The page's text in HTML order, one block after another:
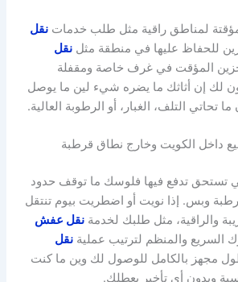
لمناطق راقية مثل طلب خدماتنقل
للحفاظ عليها في منطقة مثلنقل
المؤقت في غرف خاصة ومقفلة
لك إن أثاثك ما يضره شيء لين ما يوصل
تحاتي التلف، الغبار، أو الرطوبة العالية.
داخل الكويت وخارج نطاق قرطبة
تستحق تدفع فيها فلوسك ما توقف حدود
وبس. إذا نويت أو اضطريت بيوم تنتقل
والراقية، مثل طلبك لخدمةنقل عفش
السريع والمنظم لترتيب عمليةنقل
مجهز بالكامل للوصول لك وين ما كنت
وبدون أي تأخير يعطلك.